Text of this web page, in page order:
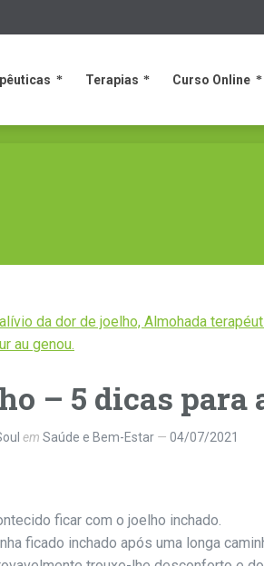
Terapias Curso Online
– 5 dicas
em Saúde e Bem-Estar 04/07/2021
ficar com o joelho inchado.
ficado inchado após uma longa